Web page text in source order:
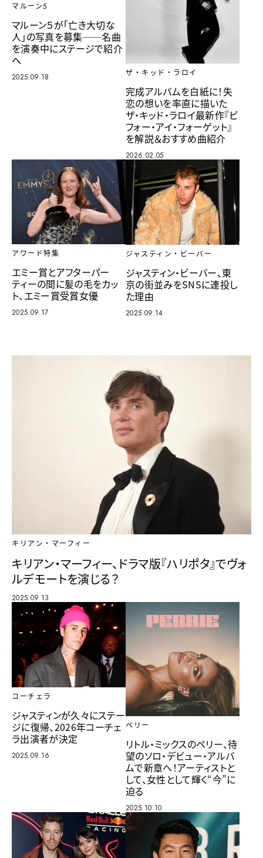
マルーン5
マルーン５が「亡き大切な
人」の写真を募集──名曲
を演奏中にステージで紹介
へ
2025.09.18 ザ・キッド・ラロイ
完成アルバムを白紙に！失
恋の想いを率直に描いた
ザ・キッド・ラロイ最新作『ビ
フォー・アイ・フォーゲット』
を解説＆おすすめ曲紹介
2026.02.05
アワード特集
エミー賞とアフターパー
ティーの間に髪の毛をカッ
ト、エミー賞受賞女優
2025.09.17
ジャスティン・ビーバー
ジャスティン・ビーバー、東
京の街並みをSNSに連投し
た理由
2025.09.14
キリアン・マーフィー
キリアン・マーフィー、ドラマ版『ハリポタ』でヴォ
ルデモートを演じる？
2025.09.13
コーチェラ
ジャスティンが久々にステー
ジに復帰、2026年コーチェ
ラ出演者が決定
2025.09.16
ペリー
リトル・ミックスのペリー、待
望のソロ・デビュー・アルバ
ムで新章へ！アーティストと
して、女性として輝く“今”に
迫る
2025.10.10